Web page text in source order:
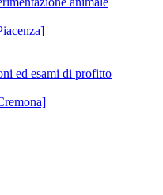
ed esami di profitto